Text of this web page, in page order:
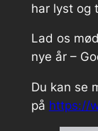
har lyst og
Lad os
nye år –
Du kan se
på https://